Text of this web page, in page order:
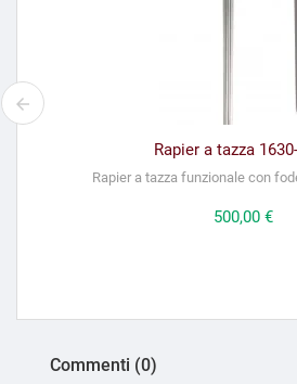
Rapier a tazza
Rapier a tazza funzionale con
Prezzo
500,00 €
Commenti (0)